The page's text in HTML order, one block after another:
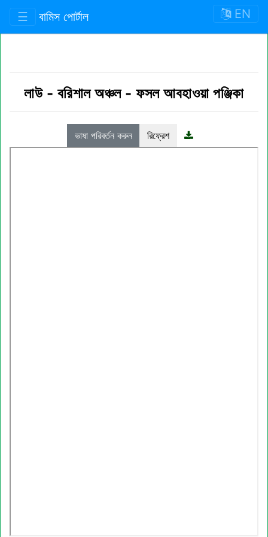
☰ বামিস পোর্টাল EN
লাউ - বরিশাল অঞ্চল-ফসল আবহাওয়া পঞ্জিকা
ভাষা পরিবর্তন করুন রিফ্রেশ